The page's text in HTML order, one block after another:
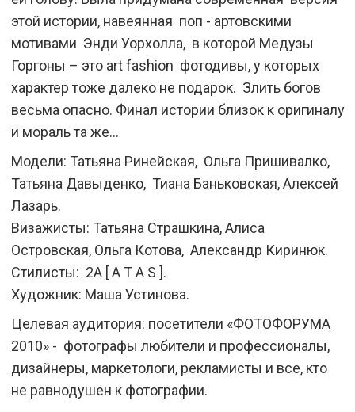
этой истории, навеянная поп - артовскими
мотивами Энди Уорхолла, в которой Медузы
Горгоны – это art fashion фотодивы, у которых
характер тоже далеко не подарок. Злить богов
весьма опасно. Финал истории близок к оригиналу
и мораль та же…
Модели: Татьяна Ринейская, Ольга Пришивалко,
Татьяна Давыденко, Тиана Баньковская, Алексей
Лазарь.
Визажисты: Татьяна Страшкина, Алиса
Островская, Ольга Котова, Александр Киринюк.
Стилисты: 2А [ A T A S ].
Художник: Маша Устинова.
Целевая аудитория: посетители «ФОТОФОРУМА
2010» - фотографы любители и профессионалы,
дизайнеры, маркетологи, рекламисты и все, кто
не равнодушен к фотографии.